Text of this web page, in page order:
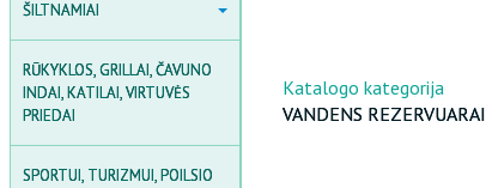
ŠILTNAMIAI
POLIKARBONATINIAI
ŠILTNAMIAI
RŪKYKLOS, GRILLAI, ČAVUNO
INDAI, KATILAI, VIRTUVĖS
PRIEDAI
SPORTUI, TURIZMUI, POILSIO
Katalogo kategorija
VANDENS REZERVUARAI